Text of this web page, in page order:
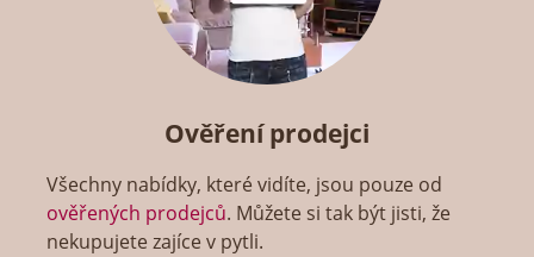
Ověření prodejci
Všechny nabídky, které vidíte, jsou pouze od
ověřených prodejců. Můžete si tak být jisti, že
nekupujete zajíce v pytli.